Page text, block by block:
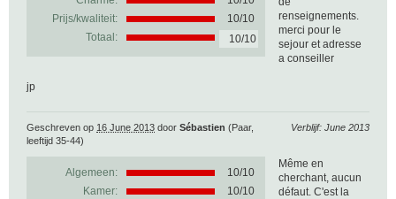
Prijs/kwaliteit:
10/10
Totaal:
10/10
renseignements.
merci pour le
sejour et adresse
a conseiller
jp
Verblijf: June 2013
Geschreven op 16 June 2013 door Sébastien (Paar,
leeftijd 35-44)
Algemeen: 10/10
Kamer:
10/10
Même en
cherchant, aucun
défaut. C'est la